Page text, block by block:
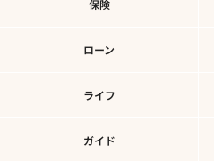
保険
ローン
ライフ
ガイド